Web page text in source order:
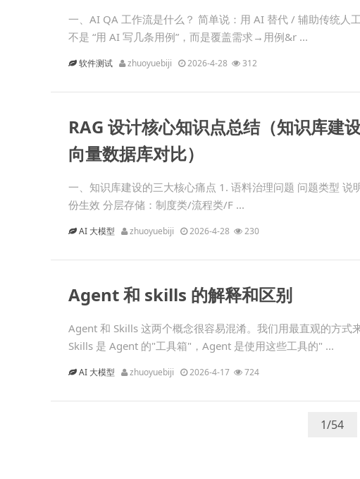
一、AI QA 工作流是什么？ 简单说：用 AI 替代 / 辅助传统人
不是 “用 AI 写几条用例”，而是覆盖需求→用例&r ...
软件测试 zhuoyuebiji 2026-4-28 312
RAG 设计核心知识点总结（知识库建
向量数据库对比）
一、知识库建设的三大核心痛点 1. 语料治理问题 问题类型
份生效 分层存储：制度类/流程类/F ...
AI 大模型 zhuoyuebiji 2026-4-28 230
Agent 和 skills 的解释和区别
Agent 和 Skills 这两个概念很容易混淆。我们用最直观的方式
Skills 是 Agent 的"工具箱"，Agent 是使用这些工具的" ...
AI 大模型 zhuoyuebiji 2026-4-17 724